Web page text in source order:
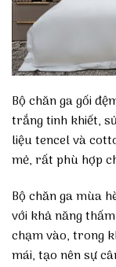
Bộ chăn ga gối
trắng tinh khiết,
liệu tencel và
mẻ, rất phù hợp
Bộ chăn ga mùa
với khả năng
chạm vào, trong
mái, tạo nên sự